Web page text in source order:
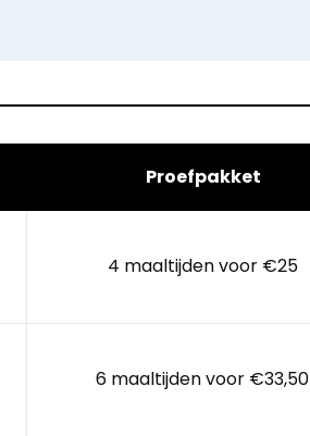
Proefpakket
4 maaltijden voor €25
6 maaltijden voor €33,50